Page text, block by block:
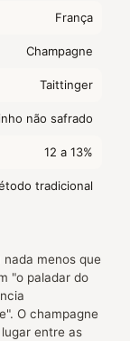
França
Champagne
Taittinger
não safrado
12 a 13%
tradicional
menos que
"o paladar do
O champagne
entre as